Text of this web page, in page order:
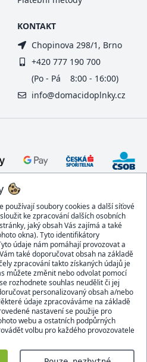
používají soubory cookies a další síťové
ke zpracování dalších osobních
jaký obsah Vás zajímá a také
okna). Tyto identifikátory
údaje nám pomáhají provozovat a
také doporučovat obsah na základě
zpracování takto získaných údajů je
můžete změnit nebo odvolat pomocí
rozhodnete souhlas neudělit či jej
personalizovaný obsah a/nebo
údaje zpracováváme na základě
nastavení se použije pro
webu a ostatních podpůrných
volbu pro každého provozovatele
KONTAKT
Chopinova 298/1, Brno
+420 777 190 700
(Po - Pá 8:00 - 16:00)
info@domacidoplnky.cz
© 2007 - 2026